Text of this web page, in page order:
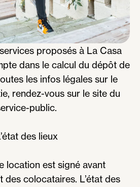
proposés à La Casa
dans le calcul du dépôt de
les infos légales sur le
rendez-vous sur le site du
public.
des lieux
location est signé avant
des colocataires. L’état des